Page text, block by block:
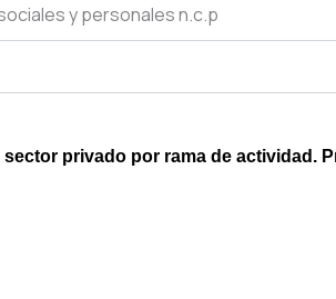
y personales n.c.p
privado por rama de actividad.